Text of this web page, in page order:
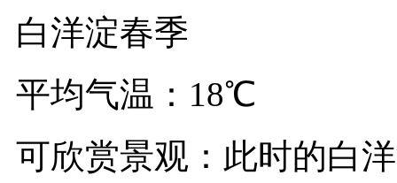
白洋淀春季
平均气温：18℃
可欣赏景观：此时的白